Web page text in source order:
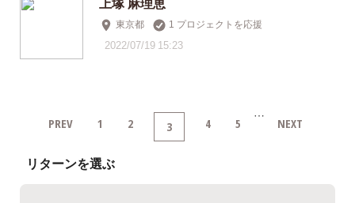
東京都 1 プロジェクトを応援
2022/07/19 15:23
PREV 1 2 3 4 5 … NEXT
リターンを選ぶ